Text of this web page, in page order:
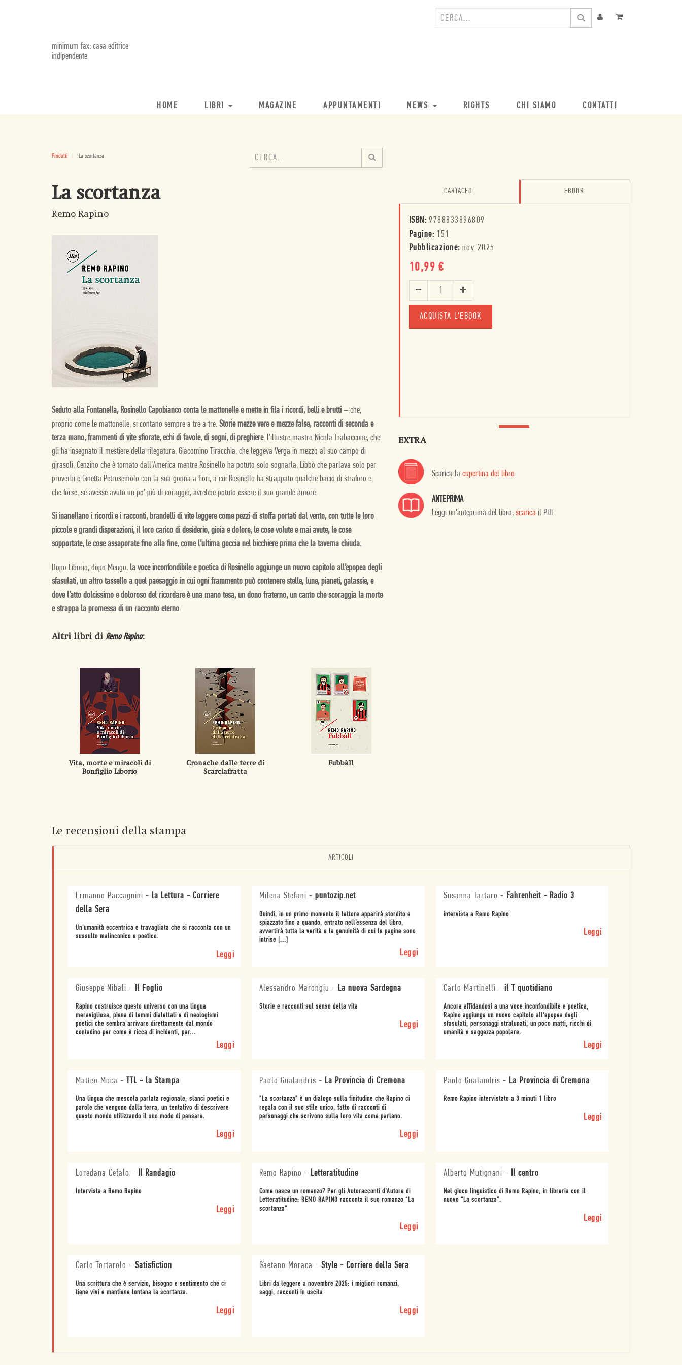
minimum fax: casa editrice
indipendente
HOME LIBRI MAGAZINE APPUNTAMENTI NEWS RIGHTS CHI SIAMO CONTATTI
Prodotti La scortanza
La scortanza
Remo Rapino
Seduto alla Fontanella, Rosinello Capobianco conta le mattonelle e mette in fila i ricordi, belli e brutti – che,
proprio come le mattonelle, si contano sempre a tre a tre. Storie mezze vere e mezze false, racconti di seconda e
terza mano, frammenti di vite sfiorate, echi di favole, di sogni, di preghiere: l’illustre mastro Nicola Trabaccone, che
gli ha insegnato il mestiere della rilegatura, Giacomino Tiracchia, che leggeva Verga in mezzo al suo campo di
girasoli, Cenzino che è tornato dall’America mentre Rosinello ha potuto solo sognarla, Libbò che parlava solo per
proverbi e Ginetta Petrosemolo con la sua gonna a fiori, a cui Rosinello ha strappato qualche bacio di straforo e
che forse, se avesse avuto un po’ più di coraggio, avrebbe potuto essere il suo grande amore.
Si inanellano i ricordi e i racconti, brandelli di vite leggere come pezzi di stoffa portati dal vento, con tutte le loro
piccole e grandi disperazioni, il loro carico di desiderio, gioia e dolore, le cose volute e mai avute, le cose
sopportate, le cose assaporate fino alla fine, come l’ultima goccia nel bicchiere prima che la taverna chiuda.
Dopo Liborio, dopo Mengo, la voce inconfondibile e poetica di Rosinello aggiunge un nuovo capitolo all’epopea degli
sfasulati, un altro tassello a quel paesaggio in cui ogni frammento può contenere stelle, lune, pianeti, galassie, e
dove l’atto dolcissimo e doloroso del ricordare è una mano tesa, un dono fraterno, un canto che scoraggia la morte
e strappa la promessa di un racconto eterno.
CARTACEO EBOOK
ISBN: 9788833896809
Pagine: 151
Pubblicazione: nov 2025
10,99 €
ACQUISTA L'EBOOK
EXTRA
Scarica la copertina del libro
ANTEPRIMA
Leggi un'anteprima del libro, scarica il PDF
Altri libri di Remo Rapino:
Vita, morte e miracoli di
Bonfiglio Liborio
Cronache dalle terre di
Scarciafratta
Fubbàll
Le recensioni della stampa
ARTICOLI
Ermanno Paccagnini - la Lettura - Corriere
della Sera
Un'umanità eccentrica e travagliata che si racconta con un
sussulto malinconico e poetico.
Leggi
Milena Stefani -puntozip.net
Quindi, in un primo momento il lettore apparirà stordito e
spiazzato fino a quando, entrato nell’essenza del libro,
avvertirà tutta la verità e la genuinità di cui le pagine sono
intrise [...]
Leggi
Susanna Tartaro - Fahrenheit - Radio 3
intervista a Remo Rapino
Leggi
Giuseppe Nibali - Il Foglio
Rapino costruisce questo universo con una lingua
meravigliosa, piena di lemmi dialettali e di neologismi
poetici che sembra arrivare direttamente dal mondo
contadino per come è ricca di incidenti, par...
Leggi
Alessandro Marongiu - La nuova Sardegna
Storie e racconti sul senso della vita
Leggi
Carlo Martinelli - il T quotidiano
Ancora affidandosi a una voce inconfondibile e poetica,
Rapino aggiunge un nuovo capitolo all'epopea degli
sfasulati, personaggi stralunati, un poco matti, ricchi di
umanità e saggezza popolare.
Leggi
Matteo Moca - TTL - la Stampa
Una lingua che mescola parlata regionale, slanci poetici e
parole che vengono dalla terra, un tentativo di descrivere
questo mondo utilizzando il suo modo di pensare.
Leggi
Paolo Gualandris - La Provincia di Cremona
"La scortanza" è un dialogo sulla finitudine che Rapino ci
regala con il suo stile unico, fatto di racconti di
personaggi che scrivono sulla loro vita come parlano.
Leggi
Paolo Gualandris - La Provincia di Cremona
Remo Rapino intervistato a 3 minuti 1 libro
Leggi
Loredana Cefalo - Il Randagio
Intervista a Remo Rapino
Leggi
Remo Rapino - Letteratitudine
Come nasce un romanzo? Per gli Autoracconti d’Autore di
Letteratitudine: REMO RAPINO racconta il suo romanzo “La
scortanza”
Leggi
Alberto Mutignani - Il centro
Nel gioco linguistico di Remo Rapino, in libreria con il
nuovo “La scortanza”.
Leggi
Carlo Tortarolo - Satisfiction
Una scrittura che è servizio, bisogno e sentimento che ci
tiene vivi e mantiene lontana la scortanza.
Leggi
Gaetano Moraca -Style - Corriere della Sera
Libri da leggere a novembre 2025: i migliori romanzi,
saggi, racconti in uscita
Leggi